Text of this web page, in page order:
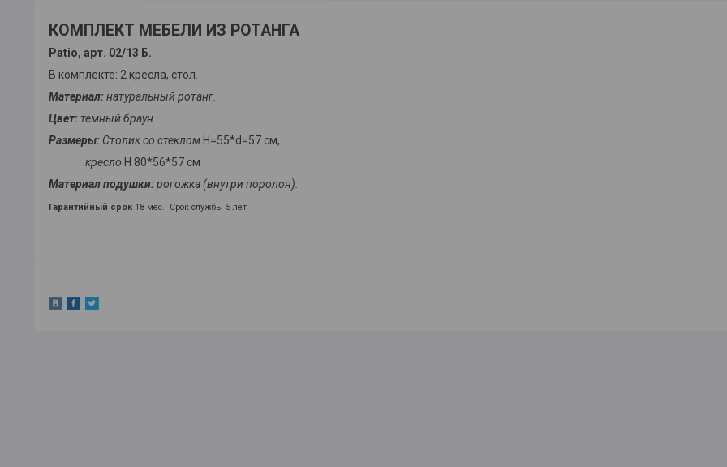
КОМПЛЕКТ МЕБЕЛИ ИЗ РОТАНГА
Patio, арт. 02/13 Б.
В комплекте: 2 кресла, стол.
Материал:натуральный ротанг.
Цвет:тёмныйбраун.
Размеры: Столик со стеклом Н=55*d=57 см,
кресло Н 80*56*57 см
Материал подушки:рогожка (внутри поролон).
Гарантийный срок 18 мес. Срок службы 5 лет